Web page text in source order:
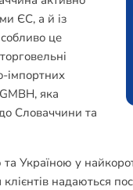
ЄС, а й із
це
імпортних
яка
Словаччини та
Україною у
надаються